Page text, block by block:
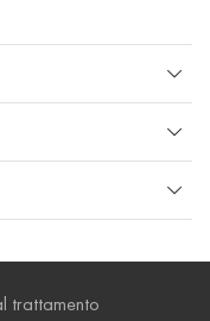
trattamento